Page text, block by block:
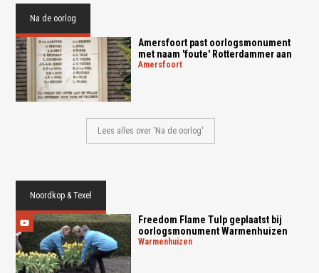
Na de oorlog
Amersfoort past oorlogsmonument
met naam 'foute' Rotterdammer aan
amersfoort
Lees alles over 'Na de oorlog'
Noordkop & Texel
Freedom Flame Tulp geplaatst bij
oorlogsmonument Warmenhuizen
warmenhuizen